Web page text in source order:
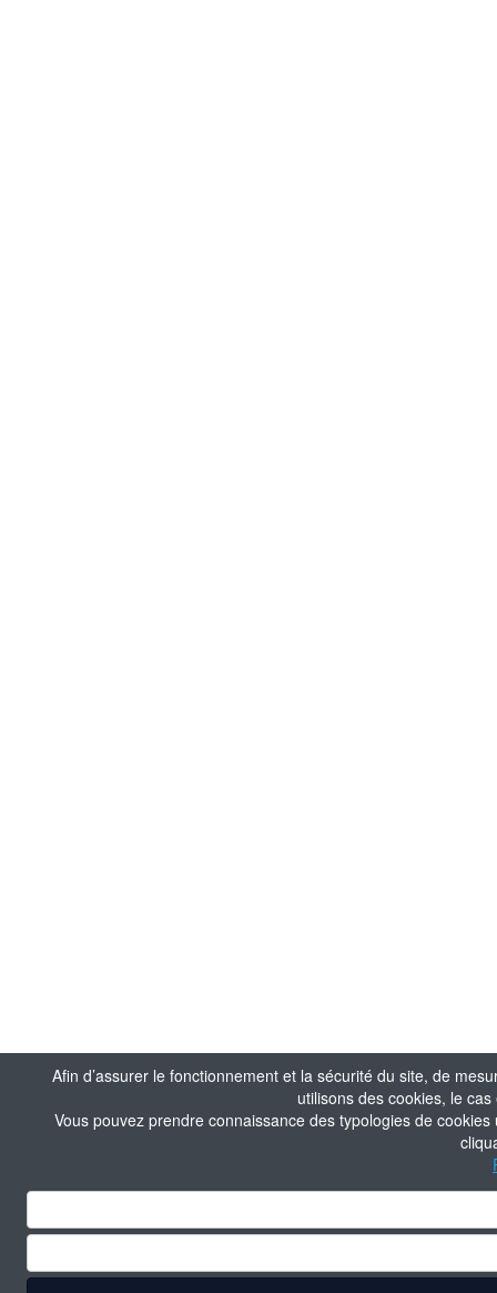
Afin d’assurer le fonctionnement et la sécurité du site, de
utilisons des cookies, le
Vous pouvez prendre connaissance des typologies de